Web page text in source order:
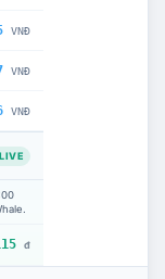
VNĐ
VNĐ
VNĐ
đ